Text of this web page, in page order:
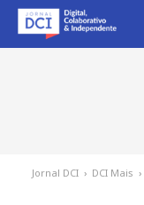
Jornal DCI › DCI Mais ›